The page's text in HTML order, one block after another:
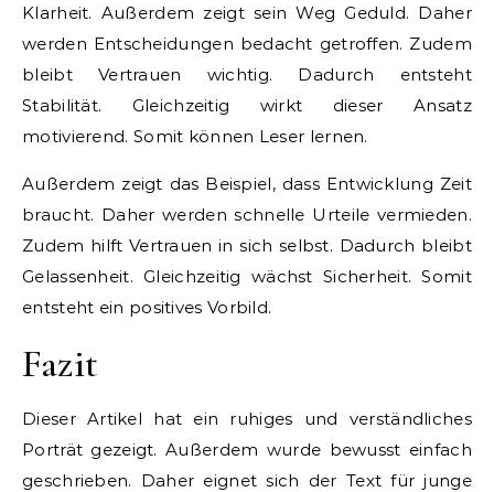
Klarheit. Außerdem zeigt sein Weg Geduld. Daher
werden Entscheidungen bedacht getroffen. Zudem
bleibt Vertrauen wichtig. Dadurch entsteht
Stabilität. Gleichzeitig wirkt dieser Ansatz
motivierend. Somit können Leser lernen.
Außerdem zeigt das Beispiel, dass Entwicklung Zeit
braucht. Daher werden schnelle Urteile vermieden.
Zudem hilft Vertrauen in sich selbst. Dadurch bleibt
Gelassenheit. Gleichzeitig wächst Sicherheit. Somit
entsteht ein positives Vorbild.
Fazit
Dieser Artikel hat ein ruhiges und verständliches
Porträt gezeigt. Außerdem wurde bewusst einfach
geschrieben. Daher eignet sich der Text für junge